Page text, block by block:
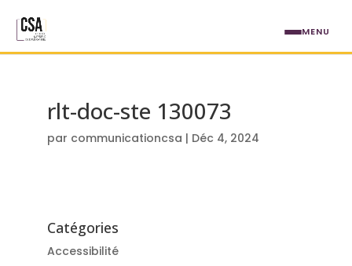
rlt-doc-ste 130073
par communicationcsa | Déc 4, 2024
Catégories
Accessibilité
MENU